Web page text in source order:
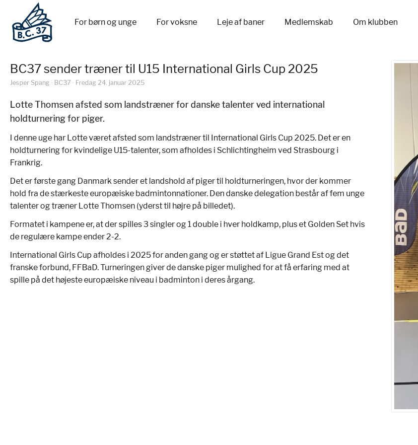
For børn og unge For voksne Leje af baner Medlemskab Om klubben
BC37 sender træner til U15 International Girls Cup 2025
Jesper Spang · BC37 · Fredag 24. januar 2025
Lotte Thomsen afsted som landstræner for danske talenter ved international
holdturnering for piger.
I denne uge har Lotte været afsted som landstræner til International Girls Cup 2025. Det er en
holdturnering for kvindelige U15-talenter, som afholdes i Schlichtingheim ved Strasbourg i
Frankrig.
Det er første gang Danmark sender et landshold af piger til holdturneringen, hvor der kommer
hold fra de stærkeste europæiske badmintonnationer. Den danske delegation består af fem unge
talenter og træner Lotte Thomsen (yderst til højre på billedet).
Formatet i kampene er, at der spilles 3 singler og 1 double i hver holdkamp, plus et Golden Set hvis
de regulære kampe ender 2-2.
International Girls Cup afholdes i 2025 for anden gang og er støttet af Ligue Grand Est og det
franske forbund, FFBaD. Turneringen giver de danske piger mulighed for at få erfaring med at
spille på det højeste europæiske niveau i badminton i deres årgang.